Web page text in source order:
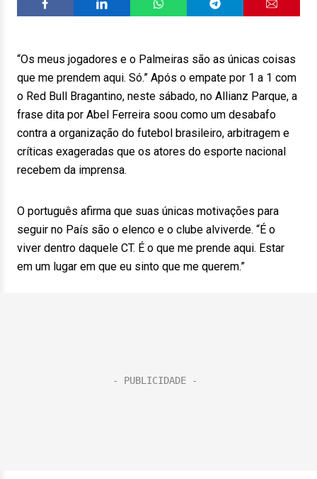
“Os meus jogadores e o Palmeiras são as únicas coisas
que me prendem aqui. Só.” Após o empate por 1 a 1 com
o Red Bull Bragantino, neste sábado, no Allianz Parque, a
frase dita por Abel Ferreira soou como um desabafo
contra a organização do futebol brasileiro, arbitragem e
críticas exageradas que os atores do esporte nacional
recebem da imprensa.
O português afirma que suas únicas motivações para
seguir no País são o elenco e o clube alviverde. “É o
viver dentro daquele CT. É o que me prende aqui. Estar
em um lugar em que eu sinto que me querem.”